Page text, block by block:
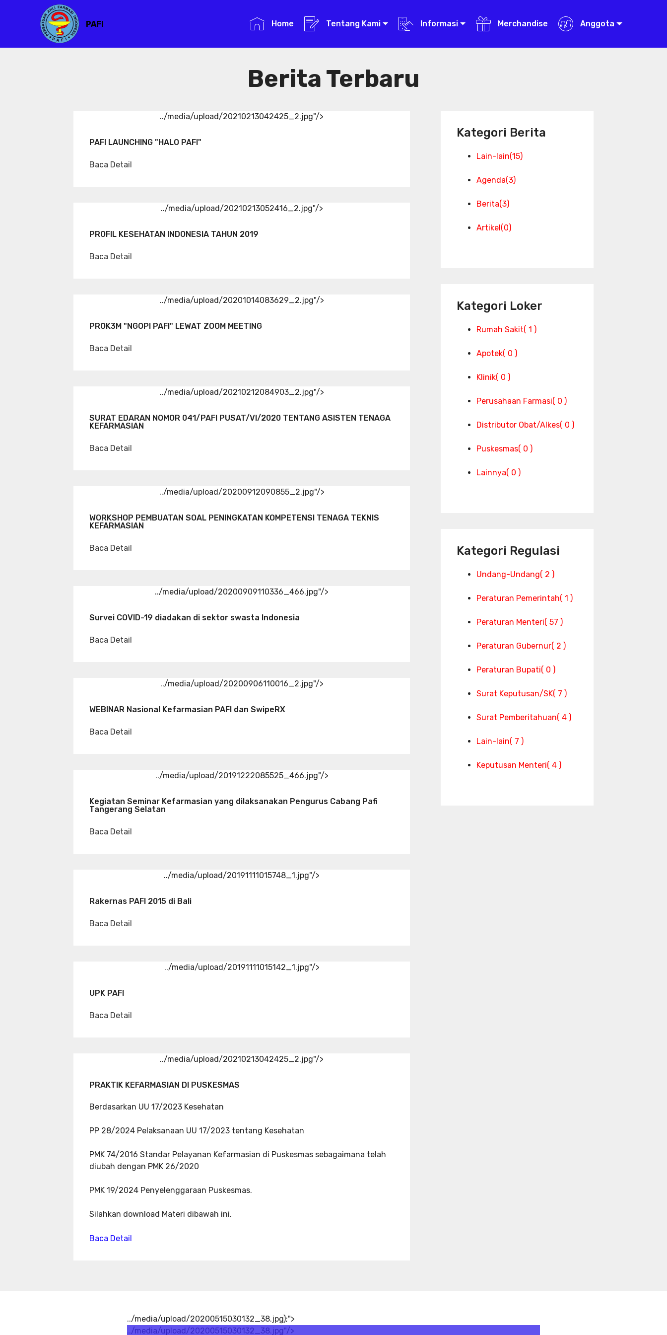
PAFI Home Tentang Kami Informasi Merchandise Anggota
Berita Terbaru
../media/upload/20210213042425_2.jpg"/>
PAFI LAUNCHING "HALO PAFI"
Baca Detail
../media/upload/20210213052416_2.jpg"/>
PROFIL KESEHATAN INDONESIA TAHUN 2019
Baca Detail
../media/upload/20201014083629_2.jpg"/>
PROK3M "NGOPI PAFI" LEWAT ZOOM MEETING
Baca Detail
../media/upload/20210212084903_2.jpg"/>
SURAT EDARAN NOMOR 041/PAFI PUSAT/VI/2020 TENTANG ASISTEN TENAGA
KEFARMASIAN
Baca Detail
../media/upload/20200912090855_2.jpg"/>
WORKSHOP PEMBUATAN SOAL PENINGKATAN KOMPETENSI TENAGA TEKNIS
KEFARMASIAN
Baca Detail
../media/upload/20200909110336_466.jpg"/>
Survei COVID-19 diadakan di sektor swasta Indonesia
Baca Detail
../media/upload/20200906110016_2.jpg"/>
WEBINAR Nasional Kefarmasian PAFI dan SwipeRX
Baca Detail
../media/upload/20191222085525_466.jpg"/>
Kegiatan Seminar Kefarmasian yang dilaksanakan Pengurus Cabang Pafi
Tangerang Selatan
Baca Detail
../media/upload/20191111015748_1.jpg"/>
Rakernas PAFI 2015 di Bali
Baca Detail
../media/upload/20191111015142_1.jpg"/>
UPK PAFI
Baca Detail
../media/upload/20210213042425_2.jpg"/>
PRAKTIK KEFARMASIAN DI PUSKESMAS
Berdasarkan UU 17/2023 Kesehatan
PP 28/2024 Pelaksanaan UU 17/2023 tentang Kesehatan
PMK 74/2016 Standar Pelayanan Kefarmasian di Puskesmas sebagaimana telah
diubah dengan PMK 26/2020
PMK 19/2024 Penyelenggaraan Puskesmas.
Silahkan download Materi dibawah ini.
Baca Detail
Kategori Berita
Lain-lain(15)
Agenda(3)
Berita(3)
Artikel(0)
Kategori Loker
Rumah Sakit( 1 )
Apotek( 0 )
Klinik( 0 )
Perusahaan Farmasi( 0 )
Distributor Obat/Alkes( 0 )
Puskesmas( 0 )
Lainnya( 0 )
Kategori Regulasi
Undang-Undang( 2 )
Peraturan Pemerintah( 1 )
Peraturan Menteri( 57 )
Peraturan Gubernur( 2 )
Peraturan Bupati( 0 )
Surat Keputusan/SK( 7 )
Surat Pemberitahuan( 4 )
Lain-lain( 7 )
Keputusan Menteri( 4 )
../media/upload/20200515030132_38.jpg);">
../media/upload/20200515030132_38.jpg"/>